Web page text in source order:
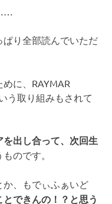
ぱり全部読んでいただ
に、RAYMAR
う取り組みもされて
出し合って、次回生
ものです。
か、もでぃふぁいど
とできんの！？と思う